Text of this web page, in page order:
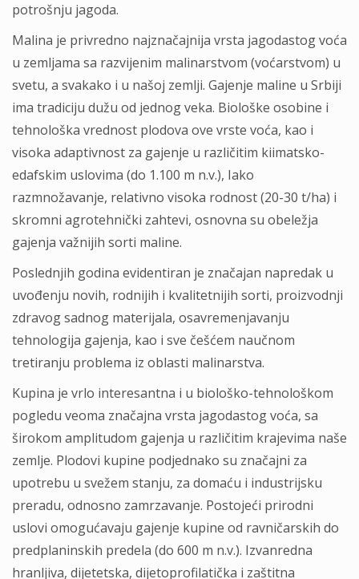
potrošnju jagoda.
Malina je privredno najznačajnija vrsta jagodastog voća
u zemljama sa razvijenim malinarstvom (voćarstvom) u
svetu, a svakako i u našoj zemlji. Gajenje maline u Srbiji
ima tradiciju dužu od jednog veka. Biološke osobine i
tehnološka vrednost plodova ove vrste voća, kao i
visoka adaptivnost za gajenje u različitim kiimatsko-
edafskim uslovima (do 1.100 m n.v.), Iako
razmnožavanje, relativno visoka rodnost (20-30 t/ha) i
skromni agrotehnički zahtevi, osnovna su obeležja
gajenja važnijih sorti maline.
Poslednjih godina evidentiran je značajan napredak u
uvođenju novih, rodnijih i kvalitetnijih sorti, proizvodnji
zdravog sadnog materijala, osavremenjavanju
tehnologija gajenja, kao i sve češćem naučnom
tretiranju problema iz oblasti malinarstva.
Kupina je vrlo interesantna i u biološko-tehnološkom
pogledu veoma značajna vrsta jagodastog voća, sa
širokom amplitudom gajenja u različitim krajevima naše
zemlje. Plodovi kupine podjednako su značajni za
upotrebu u svežem stanju, za domaću i industrijsku
preradu, odnosno zamrzavanje. Postojeći prirodni
uslovi omogućavaju gajenje kupine od ravničarskih do
predplaninskih predela (do 600 m n.v.). Izvanredna
hranljiva, dijetetska, dijetoprofilatička i zaštitna